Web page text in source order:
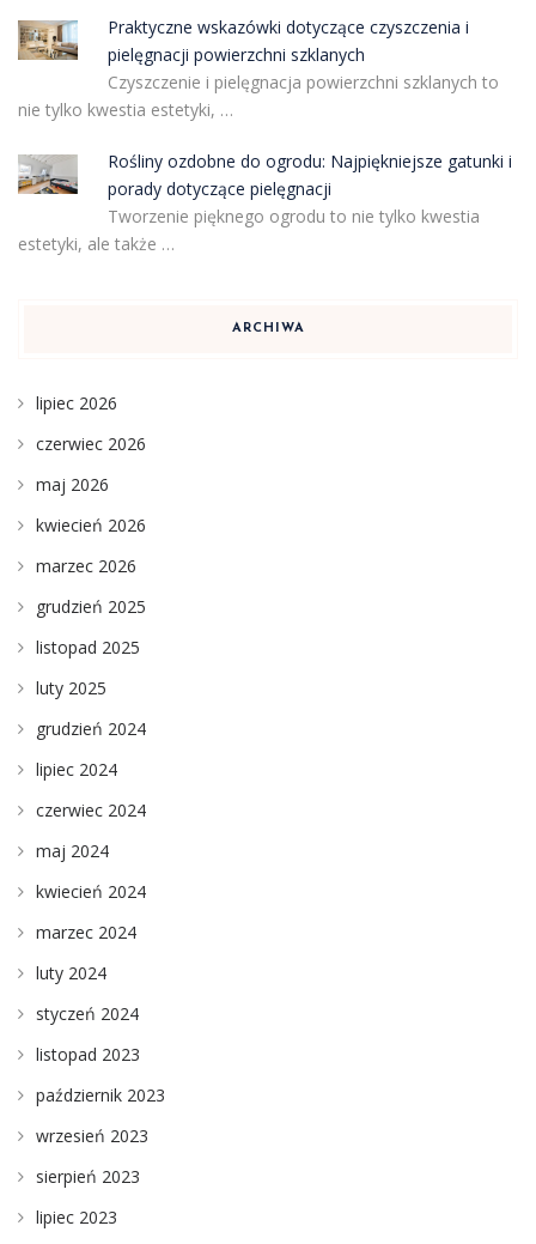
Praktyczne wskazówki dotyczące czyszczenia i
pielęgnacji powierzchni szklanych
Czyszczenie i pielęgnacja powierzchni szklanych to
nie tylko kwestia estetyki, …
Rośliny ozdobne do ogrodu: Najpiękniejsze gatunki i
porady dotyczące pielęgnacji
Tworzenie pięknego ogrodu to nie tylko kwestia
estetyki, ale także …
ARCHIWA
lipiec 2026
czerwiec 2026
maj 2026
kwiecień 2026
marzec 2026
grudzień 2025
listopad 2025
luty 2025
grudzień 2024
lipiec 2024
czerwiec 2024
maj 2024
kwiecień 2024
marzec 2024
luty 2024
styczeń 2024
listopad 2023
październik 2023
wrzesień 2023
sierpień 2023
lipiec 2023